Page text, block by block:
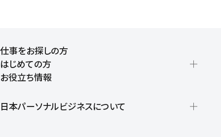
仕事をお探しの方
はじめての方
登録から就業開始までの流れ
お役立ち情報
日本パーソナルビジネスについて